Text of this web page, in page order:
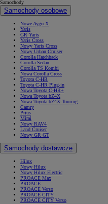
Samochody
Samochody osobowe
Nowe Aygo X
Yaris
GR Yaris
Yaris Cross
Nowy Yaris Cross
Nowy Urban Cruiser
Corolla Hatchback
Corolla Sedan
Corolla TS Kombi
Nowa Corolla Cross
Toyota C-HR
Toyota C-HR Plug-in
Nowa Toyota C-HR+
Nowa Toyota bZ4X
Nowa Toyota bZ4X Touring
Camry
Prius
Mirai
Nowy RAV4
Land Cruiser
Nowy GR GT
Samochody dostawcze
Hilux
Nowy Hilux
Nowy Hilux Electric
PROACE Max
PROACE
PROACE Verso
PROACE CITY
PROACE CITY Verso